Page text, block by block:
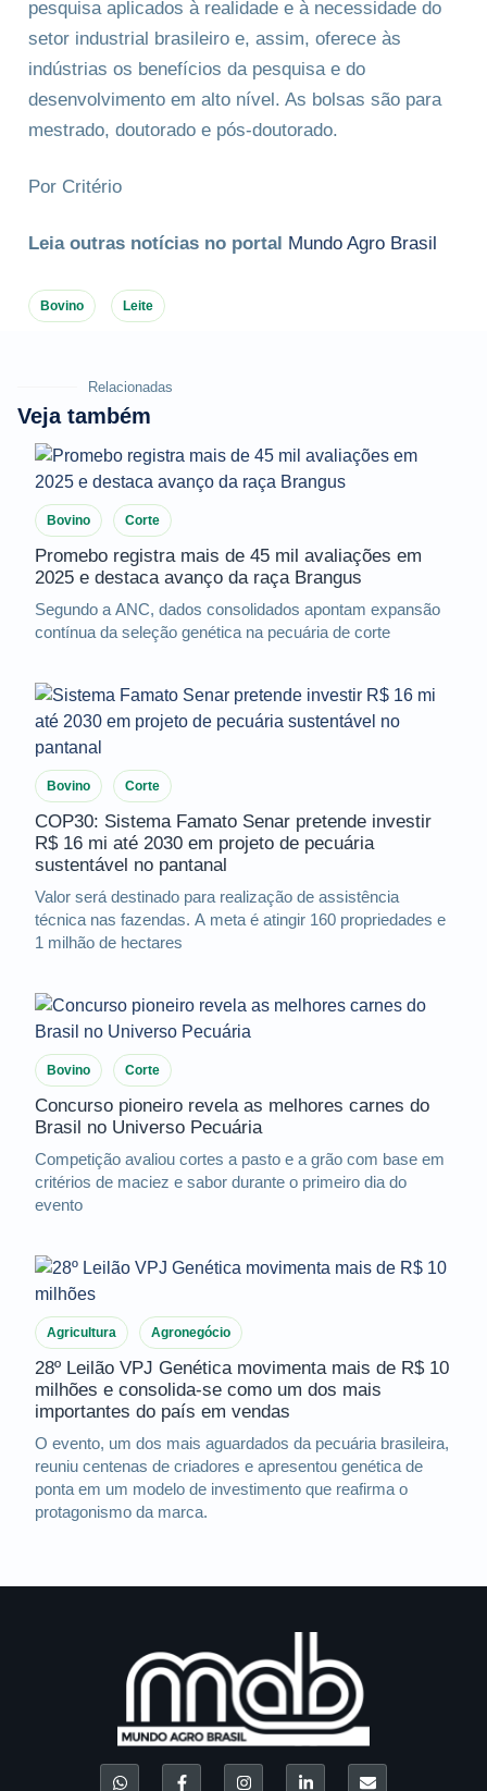
pesquisa aplicados à realidade e à necessidade do
setor industrial brasileiro e, assim, oferece às
indústrias os benefícios da pesquisa e do
desenvolvimento em alto nível. As bolsas são para
mestrado, doutorado e pós-doutorado.
Por Critério
Leia outras notícias no portal Mundo Agro Brasil
Bovino Leite
Relacionadas
Veja também
Bovino Corte
Promebo registra mais de 45 mil avaliações em
2025 e destaca avanço da raça Brangus
Segundo a ANC, dados consolidados apontam expansão
contínua da seleção genética na pecuária de corte
Bovino Corte
COP30: Sistema Famato Senar pretende investir
R$ 16 mi até 2030 em projeto de pecuária
sustentável no pantanal
Valor será destinado para realização de assistência
técnica nas fazendas. A meta é atingir 160 propriedades e
1 milhão de hectares
Bovino Corte
Concurso pioneiro revela as melhores carnes do
Brasil no Universo Pecuária
Competição avaliou cortes a pasto e a grão com base em
critérios de maciez e sabor durante o primeiro dia do
evento
Agricultura Agronegócio
28º Leilão VPJ Genética movimenta mais de R$ 10
milhões e consolida-se como um dos mais
importantes do país em vendas
O evento, um dos mais aguardados da pecuária brasileira,
reuniu centenas de criadores e apresentou genética de
ponta em um modelo de investimento que reafirma o
protagonismo da marca.